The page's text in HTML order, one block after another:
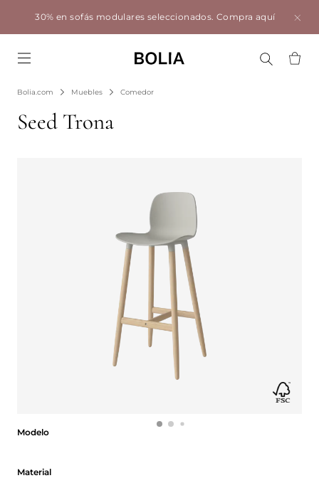
30% en sofás modulares seleccionados.Compra aquí
Bolia.com Muebles Comedor
Seed Trona
Modelo
Material